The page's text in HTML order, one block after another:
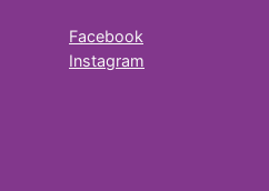
Facebook
Instagram